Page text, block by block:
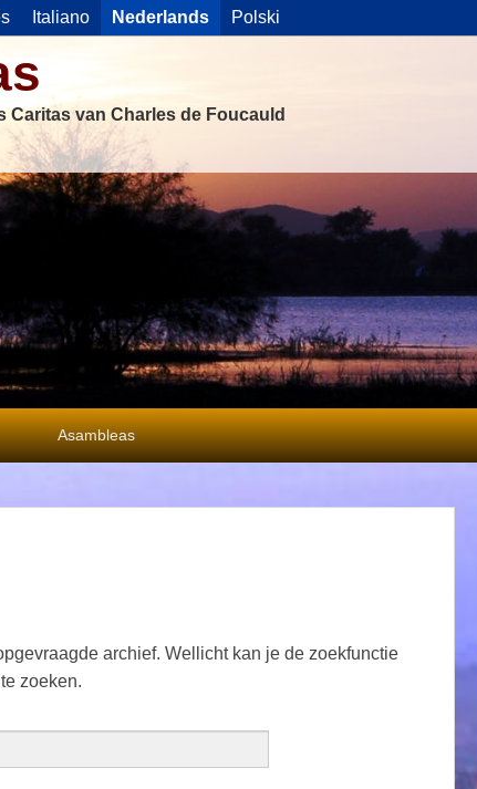
Italiano Nederlands Polski
Caritas van Charles de Foucauld
Asambleas
archief. Wellicht kan je de zoekfunctie
zoeken.